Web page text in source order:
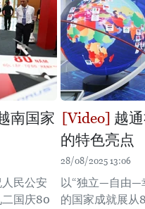
南国家
民公安
国庆80
越
的特色亮点
28/08/2025 13:06
以“独立—自由—
的国家成就展从